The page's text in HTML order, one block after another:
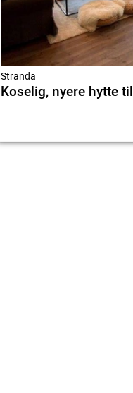
Stranda
Koselig, nyere hytte